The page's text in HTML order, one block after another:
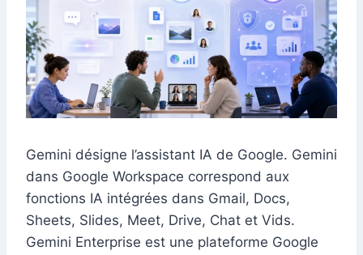
Gemini désigne l’assistant IA de Google. Gemini
dans Google Workspace correspond aux
fonctions IA intégrées dans Gmail, Docs,
Sheets, Slides, Meet, Drive, Chat et Vids.
Gemini Enterprise est une plateforme Google